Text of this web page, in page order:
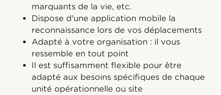
marquants de la vie, etc.
Dispose d'une application mobile la
reconnaissance lors de vos déplacements
Adapté à votre organisation : il vous
ressemble en tout point
Il est suffisamment flexible pour être
adapté aux besoins spécifiques de chaque
unité opérationnelle ou site